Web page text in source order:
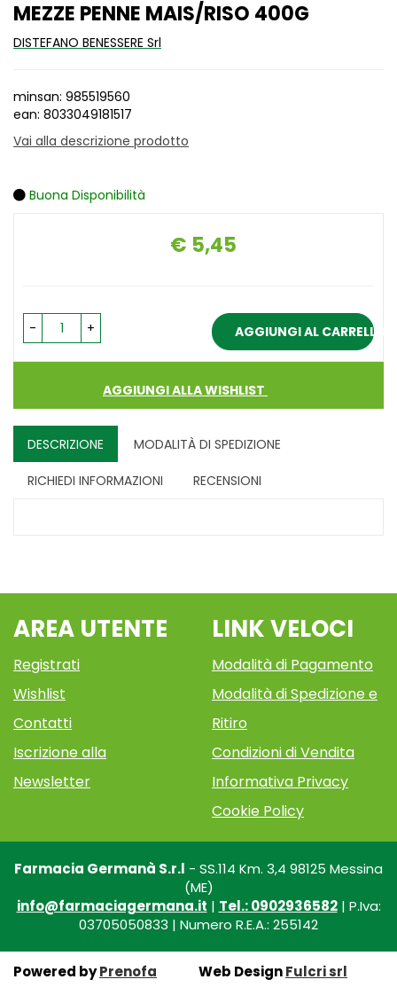
MEZZE PENNE MAIS/RISO 400G
DISTEFANO BENESSERE Srl
minsan: 985519560
ean: 8033049181517
Vai alla descrizione prodotto
Buona Disponibilità
Prezzo
€ 5,45
- + AGGIUNGI AL CARRELLO
AGGIUNGI ALLA WISHLIST
DESCRIZIONE MODALITÀ DI SPEDIZIONE
RICHIEDI INFORMAZIONI RECENSIONI
AREA UTENTE
Registrati
Wishlist
Contatti
Iscrizione alla
Newsletter
LINK VELOCI
Modalità di Pagamento
Modalità di Spedizione e
Ritiro
Condizioni di Vendita
Informativa Privacy
Cookie Policy
Farmacia Germanà S.r.l - SS.114 Km. 3,4 98125 Messina
(ME)
info@farmaciagermana.it | Tel.: 0902936582| P.Iva:
03705050833 | Numero R.E.A.: 255142
Powered byPrenofa Web DesignFulcri srl